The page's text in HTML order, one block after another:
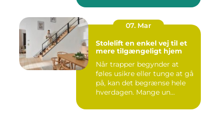
07. Mar
Stolelift en enkel vej til et
mere tilgængeligt hjem
Når trapper begynder at
føles usikre eller tunge at gå
på, kan det begrænse hele
hverdagen. Mange un...